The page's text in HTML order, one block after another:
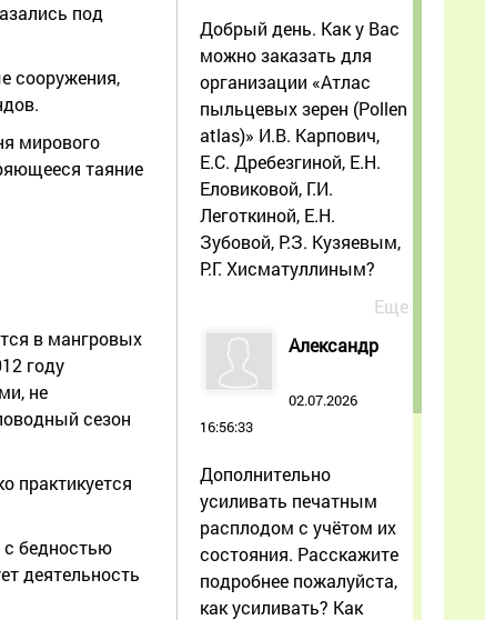
под
сооружения,
мирового
таяние
в мангровых
году
не
сезон
практикуется
с бедностью
деятельность
Добрый день. Как у Вас
можно заказать для
организации «Атлас
пыльцевых зерен (Pollen
atlas)» И.В. Карпович,
Е.С. Дребезгиной, Е.Н.
Еловиковой, Г.И.
Леготкиной, Е.Н.
Зубовой, Р.З. Кузяевым,
Р.Г. Хисматуллиным?
Еще
Александр
02.07.2026
16:56:33
Дополнительно
усиливать печатным
расплодом с учётом их
состояния. Расскажите
подробнее пожалуйста,
как усиливать? Как